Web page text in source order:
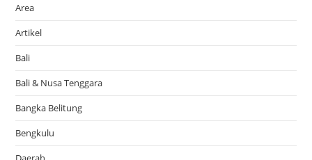
Area
Artikel
Bali
Bali & Nusa Tenggara
Bangka Belitung
Bengkulu